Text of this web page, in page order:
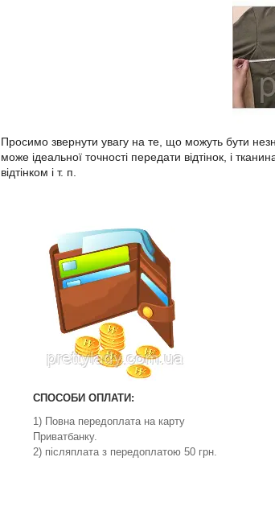
Просимо звернути увагу на те, що можуть бути
може ідеальної точності передати відтінок, і
відтінком і т. п.
СПОСОБИ ОПЛАТИ:
1) Повна передоплата на карту
Приватбанку.
2) післяплата з передоплатою 50 грн.